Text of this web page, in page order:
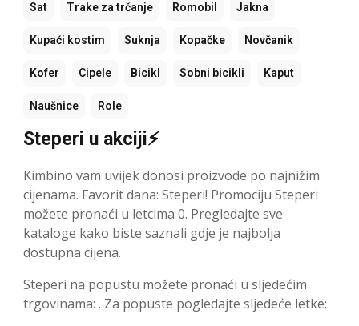
Sat Trake za trčanje Romobil Jakna
Kupaći kostim Suknja Kopačke Novčanik
Kofer Cipele Bicikl Sobni bicikli Kaput
Naušnice Role
Steperi u akciji⚡
Kimbino vam uvijek donosi proizvode po najnižim
cijenama. Favorit dana: Steperi! Promociju Steperi
možete pronaći u letcima 0. Pregledajte sve
kataloge kako biste saznali gdje je najbolja
dostupna cijena.
Steperi na popustu možete pronaći u sljedećim
trgovinama: . Za popuste pogledajte sljedeće letke: